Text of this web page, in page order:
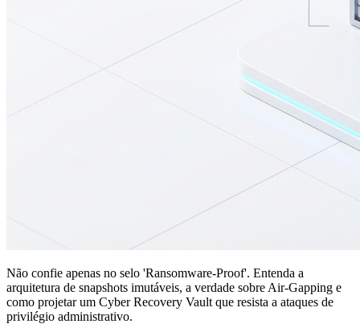
Não confie apenas no selo 'Ransomware-Proof'. Entenda a
arquitetura de snapshots imutáveis, a verdade sobre Air-Gapping e
como projetar um Cyber Recovery Vault que resista a ataques de
privilégio administrativo.